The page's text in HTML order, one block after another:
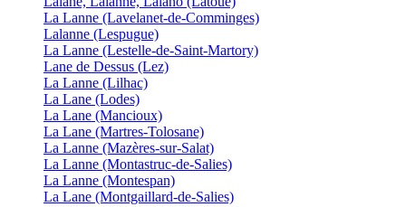
La Lanne (Lavelanet-de-Comminges)
Lalanne (Lespugue)
La Lanne (Lestelle-de-Saint-Martory)
Lane de Dessus (Lez)
La Lanne (Lilhac)
La Lane (Lodes)
La Lane (Mancioux)
La Lane (Martres-Tolosane)
La Lanne (Mazères-sur-Salat)
La Lanne (Montastruc-de-Salies)
La Lanne (Montespan)
La Lane (Montgaillard-de-Salies)